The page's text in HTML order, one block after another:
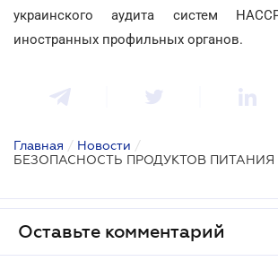
украинского аудита систем
иностранных профильных органов.
Главная / Новости /
БЕЗОПАСНОСТЬ ПРОДУКТОВ ПИТАНИЯ
Оставьте комментарий